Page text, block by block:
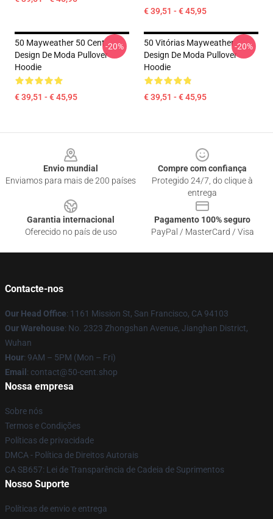
€ 39,51 - € 45,95
50 Mayweather 50 Cent
Design De Moda Pullover
Hoodie
€ 39,51 - € 45,95
-20%
50 Vitórias Mayweather
Design De Moda Pullover
Hoodie
€ 39,51 - € 45,95
-20%
Envio mundial
Enviamos para mais de 200 países
Compre com confiança
Protegido 24/7, do clique à
entrega
Garantia internacional
Oferecido no país de uso
Pagamento 100% seguro
PayPal / MasterCard / Visa
Contacte-nos
Our Head Office: 1161 Mission St, San Francisco, CA 94103
Our Warehouse: No. 2323 Zhongshan Avenue, Jianghan District,
Wuhan
Hour: 9AM – 5PM (Mon – Fri)
Email : contact@50-cent.shop
Nossa empresa
Sobre nós
Termos e Condições
Políticas de privacidade
DMCA - Política de Direitos Autorais
CA SB657: Lei de Transparência de Cadeia de Suprimentos
Nosso Suporte
Políticas de envio e entrega